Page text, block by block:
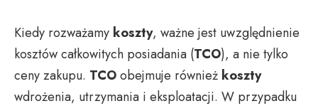
Kiedy rozważamy koszty, ważne jest uwzględnienie
kosztów całkowitych posiadania (TCO), a nie tylko
ceny zakupu. TCOobejmuje również koszty
wdrożenia, utrzymania i eksploatacji. W przypadku